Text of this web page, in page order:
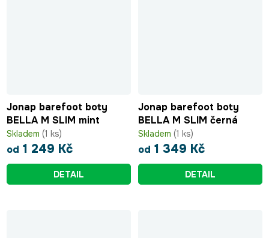
Jonap barefoot boty
BELLA M SLIM mint
Skladem (1 ks)
od 1 249 Kč
DETAIL
Jonap barefoot boty
BELLA M SLIM černá
Skladem (1 ks)
od 1 349 Kč
DETAIL